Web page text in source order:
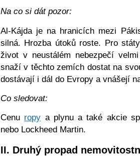
Na co si dát pozor:
Al-Kájda je na hranicích mezi
silná. Hrozba útoků roste. Pro
život v neustálém nebezpečí
snaží v těchto zemích dostat na
dostávají i dál do Evropy a vnášejí
Co sledovat:
Cenu ropy a plynu a také akcie
nebo Lockheed Martin.
II. Druhý propad